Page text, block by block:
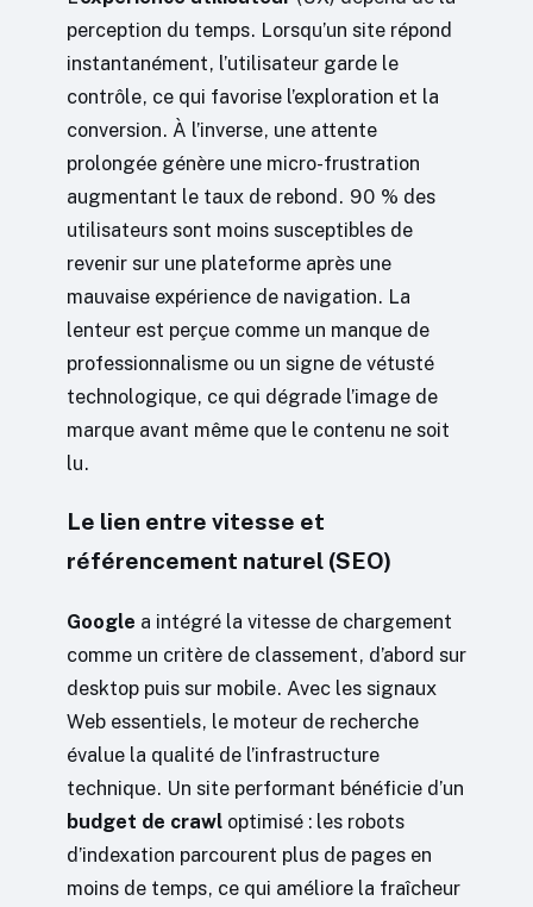
perception du temps. Lorsqu’un site répond
instantanément, l’utilisateur garde le
contrôle, ce qui favorise l’exploration et la
conversion. À l’inverse, une attente
prolongée génère une micro-frustration
augmentant le taux de rebond. 90 % des
utilisateurs sont moins susceptibles de
revenir sur une plateforme après une
mauvaise expérience de navigation. La
lenteur est perçue comme un manque de
professionnalisme ou un signe de vétusté
technologique, ce qui dégrade l’image de
marque avant même que le contenu ne soit
lu.
Le lien entre vitesse et
référencement naturel (SEO)
Google a intégré la vitesse de chargement
comme un critère de classement, d’abord sur
desktop puis sur mobile. Avec les signaux
Web essentiels, le moteur de recherche
évalue la qualité de l’infrastructure
technique. Un site performant bénéficie d’un
budget de crawl optimisé : les robots
d’indexation parcourent plus de pages en
moins de temps, ce qui améliore la fraîcheur